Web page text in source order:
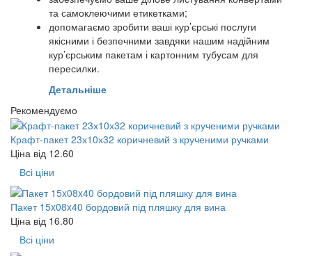
та самоклеючими етикетками;
допомагаємо зробити ваші кур’єрські послуги
якісними і безпечними завдяки нашим надійним
кур’єрським пакетам і картонним тубусам для
пересилки.
Детальніше
Рекомендуємо
Крафт-пакет 23х10х32 коричневий з крученими ручками
Ціна від 12.60
Всі ціни
Пакет 15x08x40 бордовий під пляшку для вина
Ціна від 16.80
Всі ціни